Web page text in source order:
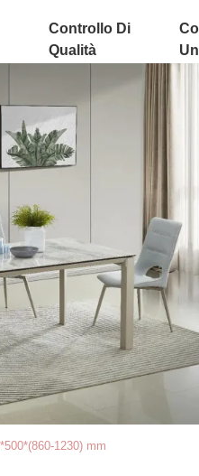
Controllo Di
Qualità
1230) mm